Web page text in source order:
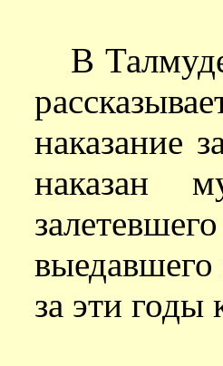
В
наказание
наказан
выедавшего
за эти годы